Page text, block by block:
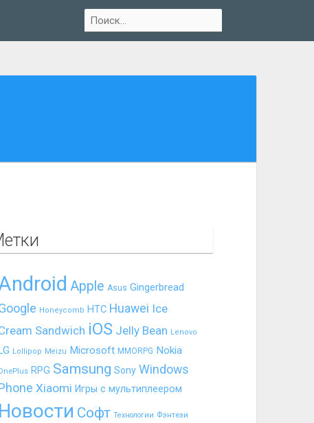
Apple Asus Gingerbread
Honeycomb HTC Huawei Ice
Sandwich iOS Jelly Bean Lenovo
Lollipop Meizu Microsoft MMORPG Nokia
RPG Samsung Sony Windows
Xiaomi Игры с мультиплеером
Новости Софт Технологии Фэнтези